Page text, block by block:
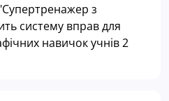
з
систему вправ для
навичок учнів 2